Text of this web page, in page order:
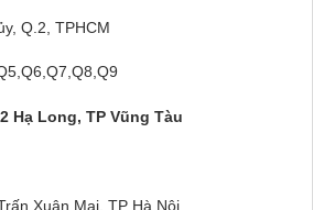
Q.2, TPHCM
Hạ Long, TP Vũng Tàu
Xuân Mai, TP Hà Nội